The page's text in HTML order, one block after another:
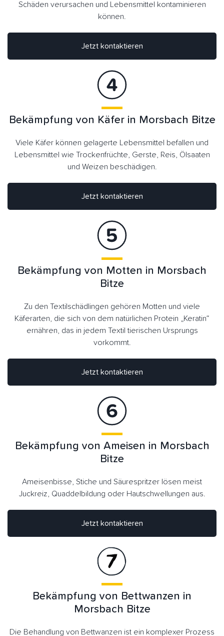
Schäden verursachen und Lebensmittel kontaminieren
können.
Jetzt kontaktieren
Jetzt kontaktieren
Bekämpfung von Käfer in Morsbach Bitze
Viele Käfer können gelagerte Lebensmittel befallen und
Lebensmittel wie Trockenfrüchte, Gerste, Reis, Ölsaaten
und Weizen beschädigen.
Bekämpfung von Motten in Morsbach
Bitze
Zu den Textilschädlingen gehören Motten und viele
Käferarten, die sich von dem natürlichen Protein „Keratin“
ernähren, das in jedem Textil tierischen Ursprungs
vorkommt.
Jetzt kontaktieren
Jetzt kontaktieren
Bekämpfung von Ameisen in Morsbach
Bitze
Ameisenbisse, Stiche und Säurespritzer lösen meist
Juckreiz, Quaddelbildung oder Hautschwellungen aus.
Bekämpfung von Bettwanzen in
Morsbach Bitze
Die Behandlung von Bettwanzen ist ein komplexer Prozess